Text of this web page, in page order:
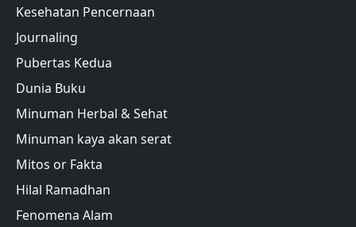
Kesehatan Pencernaan
Journaling
Pubertas Kedua
Dunia Buku
Minuman Herbal & Sehat
Minuman kaya akan serat
Mitos or Fakta
Hilal Ramadhan
Fenomena Alam